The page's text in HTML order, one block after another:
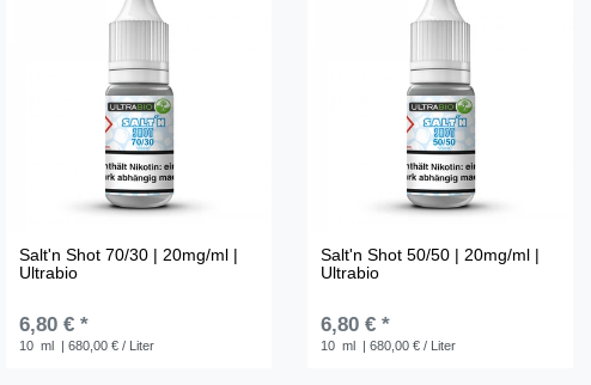
Salt'n Shot 70/30 | 20mg/ml |
Ultrabio
6,80 € *
10 ml | 680,00 € / Liter
Salt'n Shot 50/50 | 20mg/ml |
Ultrabio
6,80 € *
10 ml | 680,00 € / Liter